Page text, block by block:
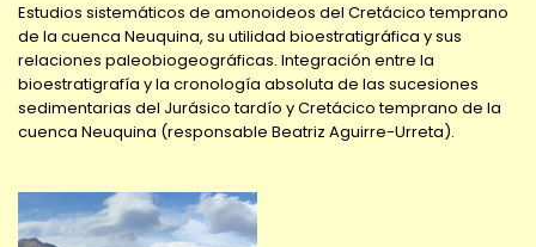
Estudios sistemáticos de amonoideos del Cretácico temprano
de la cuenca Neuquina, su utilidad bioestratigráfica y sus
relaciones paleobiogeográficas. Integración entre la
bioestratigrafía y la cronología absoluta de las sucesiones
sedimentarias del Jurásico tardío y Cretácico temprano de la
cuenca Neuquina (responsable Beatriz Aguirre-Urreta).